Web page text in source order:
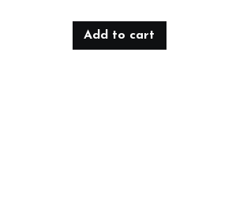
Add to cart